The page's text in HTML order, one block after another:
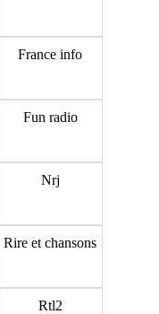
France info
Fun radio
Nrj
Rire et chansons
Rtl2